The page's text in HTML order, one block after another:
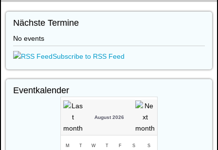
Nächste Termine
No events
Subscribe to RSS Feed
Eventkalender
August 2026
M T W T F S S